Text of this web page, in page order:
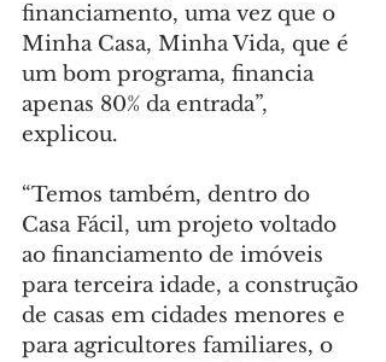
financiamento, uma vez que o
Minha Casa, Minha Vida, que é
um bom programa, financia
apenas 80% da entrada”,
explicou.
“Temos também, dentro do
Casa Fácil, um projeto voltado
ao financiamento de imóveis
para terceira idade, a construção
de casas em cidades menores e
para agricultores familiares, o